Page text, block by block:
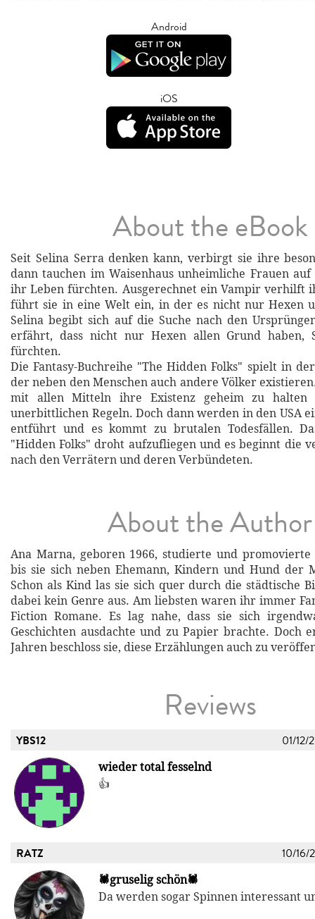
Android
iOS
About the eBook
Seit Selina Serra denken kann, verbirgt sie ihre
dann tauchen im Waisenhaus unheimliche Frauen
ihr Leben fürchten. Ausgerechnet ein Vampir verhilft
führt sie in eine Welt ein, in der es nicht nur Hexen
Selina begibt sich auf die Suche nach den
erfährt, dass nicht nur Hexen allen Grund haben,
fürchten.
Die Fantasy-Buchreihe "The Hidden Folks" spielt in
der neben den Menschen auch andere Völker
mit allen Mitteln ihre Existenz geheim zu halten
unerbittlichen Regeln. Doch dann werden in den USA
entführt und es kommt zu brutalen Todesfällen.
"Hidden Folks" droht aufzufliegen und es beginnt die
nach den Verrätern und deren Verbündeten.
About the Author
Ana Marna, geboren 1966, studierte und promovierte
bis sie sich neben Ehemann, Kindern und Hund der
Schon als Kind las sie sich quer durch die städtische
dabei kein Genre aus. Am liebsten waren ihr immer
Fiction Romane. Es lag nahe, dass sie sich
Geschichten ausdachte und zu Papier brachte. Doch
Jahren beschloss sie, diese Erzählungen auch zu
Reviews
YBS12 01/12/
wieder total fesselnd
👍
RATZ 10/16/
🕷gruselig schön🕷
Da werden sogar Spinnen interessant